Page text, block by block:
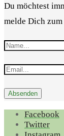
Du möchtest
melde Dich
Facebook
Twitter